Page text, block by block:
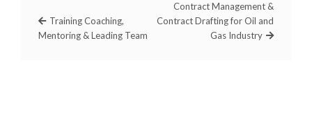
Training Coaching,
Mentoring & Leading Team
Contract Management &
Contract Drafting for Oil and
Gas Industry